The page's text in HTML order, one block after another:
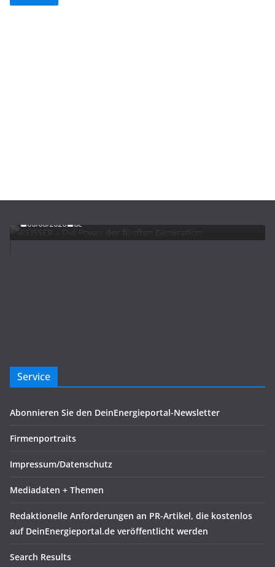
REISSER – Die Power der fünften Generation
06/08/2026 dc
Service
Abonnieren Sie den DeinEnergieportal-Newsletter
Firmenportraits
Impressum/Datenschutz
Mediadaten + Themen
Redaktionelle Anforderungen an PR-Artikel, die kostenlos
auf DeinEnergieportal.de veröffentlicht werden
Search Results